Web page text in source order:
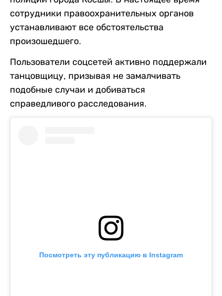
сотрудники правоохранительных органов
устанавливают все обстоятельства
произошедшего.
Пользователи соцсетей активно поддержали
танцовщицу, призывая не замалчивать
подобные случаи и добиваться
справедливого расследования.
Посмотреть эту публикацию в Instagram